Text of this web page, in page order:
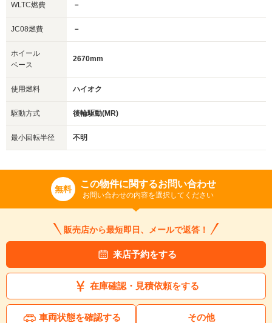
WLTC燃費 －
JC08燃費 －
ホイール
ベース
2670mm
使用燃料 ハイオク
駆動方式 後輪駆動(MR)
最小回転半径 不明
無料 この物件に関するお問い合わせ
お問い合わせの内容を選択してください
販売店から最短即日、メールで返答！
来店予約をする
在庫確認・見積依頼をする
車両状態を確認する その他